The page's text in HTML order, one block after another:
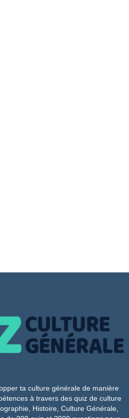
ta culture générale de manière
à travers des quiz de culture
Histoire, Culture Générale,